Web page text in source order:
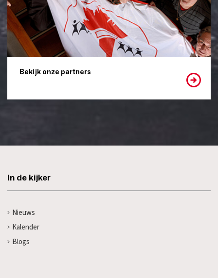
Bekijk onze partners
In de kijker
Nieuws
Kalender
Blogs